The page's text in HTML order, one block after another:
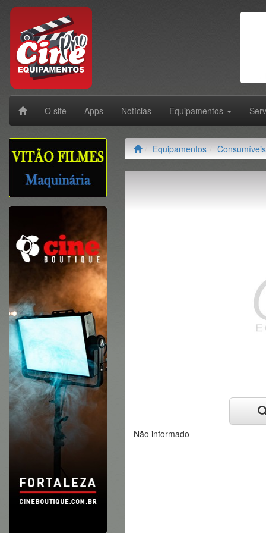
O site Apps Notícias Equipamentos
Equipamentos Consumíveis
Não informado